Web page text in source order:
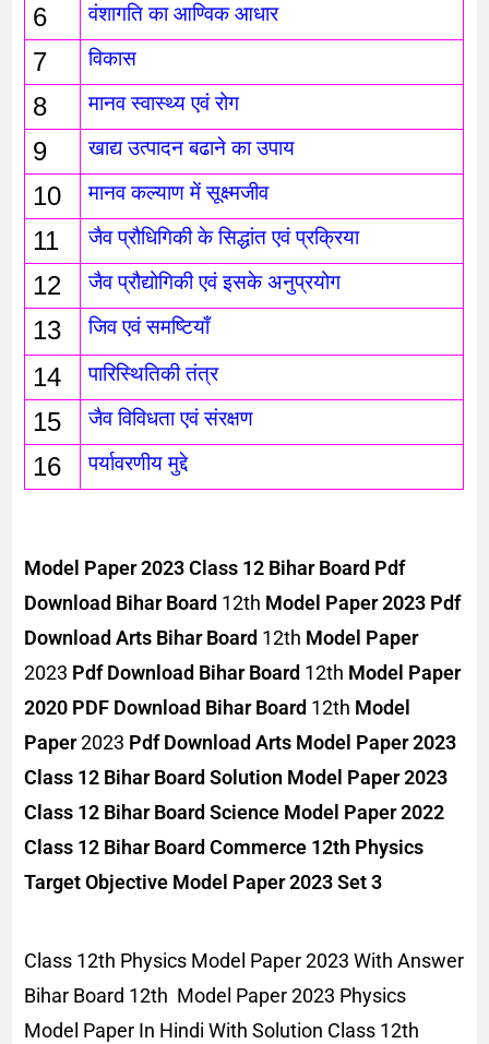
6 वंशागति का आण्विक आधार
7 विकास
8 मानव स्वास्थ्य एवं रोग
9 खाद्य उत्पादन बढाने का उपाय
10 मानव कल्याण में सूक्ष्मजीव
11 जैव प्रौधिगिकी के सिद्धांत एवं प्रक्रिया
12 जैव प्रौद्योगिकी एवं इसके अनुप्रयोग
13 जिव एवं समष्टियाँ
14 पारिस्थितिकी तंत्र
15 जैव विविधता एवं संरक्षण
16 पर्यावरणीय मुद्दे
Model Paper 2023 Class 12 Bihar Board Pdf
Download Bihar Board 12th Model Paper 2023 Pdf
Download Arts Bihar Board 12th Model Paper
2023 Pdf Download Bihar Board 12th Model Paper
2020 PDF Download Bihar Board 12th Model
Paper2023 Pdf Download Arts Model Paper 2023
Class 12 Bihar Board Solution Model Paper 2023
Class 12 Bihar Board Science Model Paper 2022
Class 12 Bihar Board Commerce 12th Physics
Target Objective Model Paper 2023 Set 3
Class 12th Physics Model Paper 2023 With Answer
Bihar Board 12th Model Paper 2023 Physics
Model Paper In Hindi With Solution Class 12th